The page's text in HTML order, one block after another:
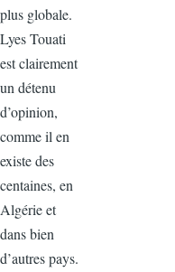
plus globale.
Lyes Touati
est clairement
un détenu
d’opinion,
comme il en
existe des
centaines, en
Algérie et
dans bien
d’autres pays.